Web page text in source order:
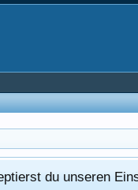
du unseren